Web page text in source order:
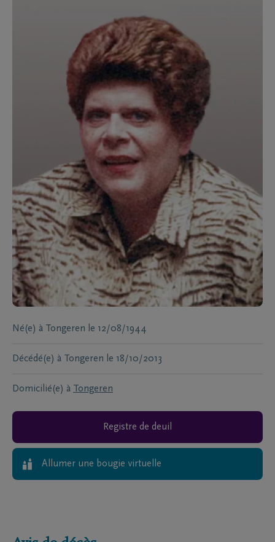
Né(e) à Tongeren le 12/08/1944
Décédé(e) à Tongeren le 18/10/2013
Domicilié(e) à Tongeren
Registre de deuil
Allumer une bougie virtuelle